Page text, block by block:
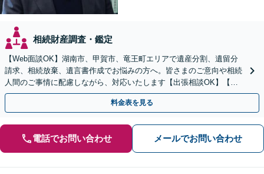
相続財産調査・鑑定
【Web面談OK】湖南市、甲賀市、竜王町エリアで遺産分割、遺留分
請求、相続放棄、遺言書作成でお悩みの方へ。皆さまのご意向や相続
人間のご事情に配慮しながら、対応いたします【出張相談OK】【甲
西駅1分】
料金表を見る
電話でお問い合わせ メールでお問い合わせ